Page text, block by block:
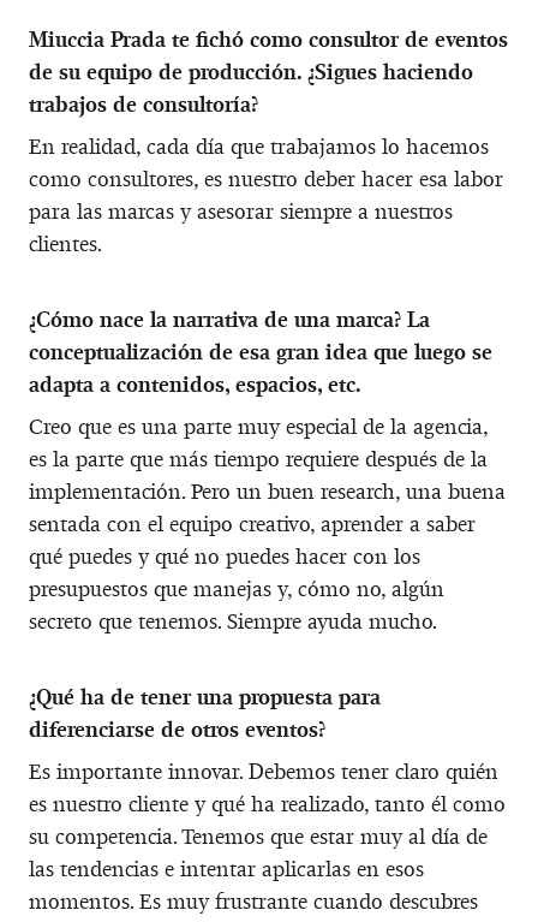
Miuccia Prada te fichó como consultor de eventos
de su equipo de producción. ¿Sigues haciendo
trabajos de consultoría?
En realidad, cada día que trabajamos lo hacemos
como consultores, es nuestro deber hacer esa labor
para las marcas y asesorar siempre a nuestros
clientes.
¿Cómo nace la narrativa de una marca? La
conceptualización de esa gran idea que luego se
adapta a contenidos, espacios, etc.
Creo que es una parte muy especial de la agencia,
es la parte que más tiempo requiere después de la
implementación. Pero un buen research, una buena
sentada con el equipo creativo, aprender a saber
qué puedes y qué no puedes hacer con los
presupuestos que manejas y, cómo no, algún
secreto que tenemos. Siempre ayuda mucho.
¿Qué ha de tener una propuesta para
diferenciarse de otros eventos?
Es importante innovar. Debemos tener claro quién
es nuestro cliente y qué ha realizado, tanto él como
su competencia. Tenemos que estar muy al día de
las tendencias e intentar aplicarlas en esos
momentos. Es muy frustrante cuando descubres